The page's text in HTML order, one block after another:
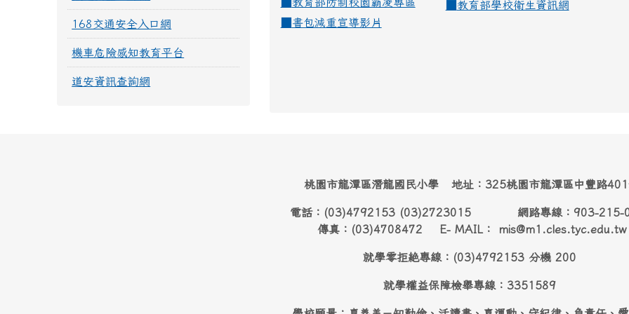
教育部學校衛生資訊網
書包減重宣導影片
168交通安全入口網
機車危險感知教育平台
道安資訊查詢網
桃園市龍潭區潛龍國民小學 地址：325桃園市龍潭區中豐路
電話：(03)4792153 (03)2723015 網路專線：903-215-
傳真：(03)4708472 E- MAIL： mis@m1.cles.tyc.edu.tw
就學零拒絶專線：(03)4792153 分機 200
就學權益保障檢舉專線：3351589